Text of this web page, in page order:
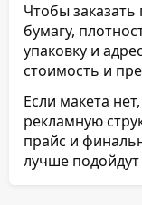
Чтобы
бумагу,
упаковку и
стоимость и
Если макета
рекламную
прайс и
лучше